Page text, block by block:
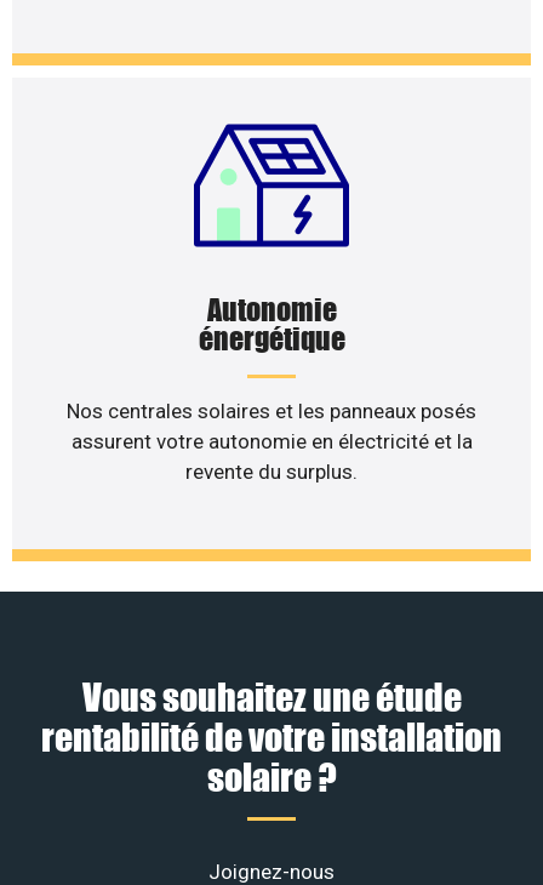
Autonomie
énergétique
Nos centrales solaires et les panneaux posés
assurent votre autonomie en électricité et la
revente du surplus.
Vous souhaitez une étude
rentabilité de votre installation
solaire ?
Joignez-nous